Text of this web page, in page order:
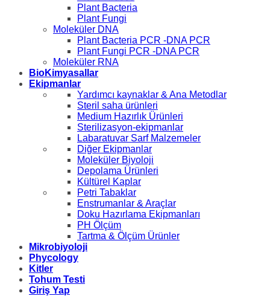
Plant Bacteria
Plant Fungi
Moleküler DNA
Plant Bacteria PCR -DNA PCR
Plant Fungi PCR -DNA PCR
Moleküler RNA
BioKimyasallar
Ekipmanlar
Yardımcı kaynaklar & Ana Metodlar
Steril saha ürünleri
Medium Hazırlık Ürünleri
Sterilizasyon-ekipmanlar
Labaratuvar Sarf Malzemeler
Diğer Ekipmanlar
Moleküler Biyoloji
Depolama Ürünleri
Kültürel Kaplar
Petri Tabaklar
Enstrumanlar & Araçlar
Doku Hazırlama Ekipmanları
PH Ölçüm
Tartma & Ölçüm Ürünler
Mikrobiyoloji
Phycology
Kitler
Tohum Testi
Giriş Yap